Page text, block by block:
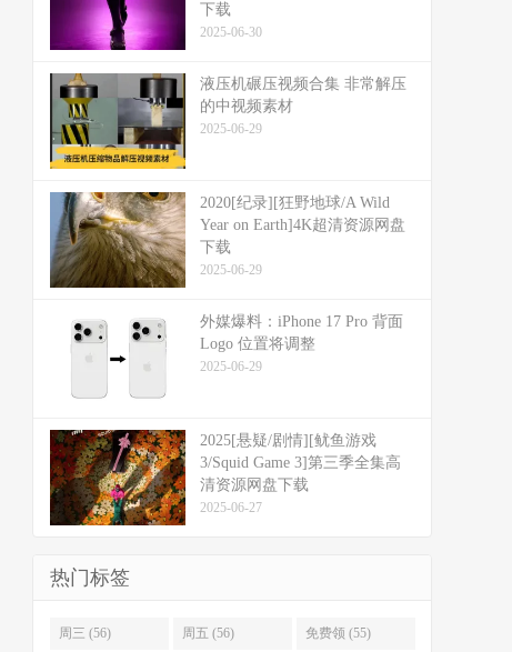
下载
2025-06-30
液压机碾压视频合集 非常解压
的中视频素材
2025-06-29
2020[纪录][狂野地球/A Wild
Year on Earth]4K超清资源网盘
下载
2025-06-29
外媒爆料：​​iPhone 17 Pro 背面
Logo 位置将调整​​
2025-06-29
2025[悬疑/剧情][鱿鱼游戏
3/Squid Game 3]第三季全集高
清资源网盘下载
2025-06-27
热门标签
周三 (56) 周五 (56) 免费领 (55)